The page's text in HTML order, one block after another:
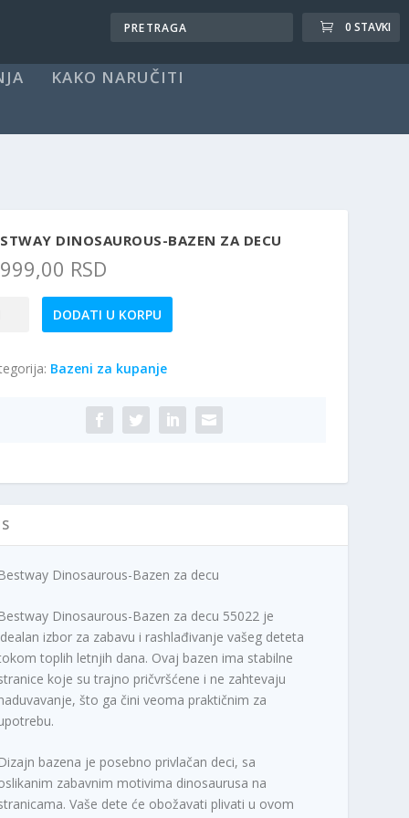
0 STAVKI
KAKO NARUČITI
DINOSAUROUS-BAZEN ZA DECU
RSD
DODATI U KORPU
Bazeni za kupanje
Bestway Dinosaurous-Bazen za decu
Bestway Dinosaurous-Bazen za decu 55022 je
izbor za zabavu i rashlađivanje vašeg deteta
toplih letnjih dana. Ovaj bazen ima stabilne
koje su trajno pričvršćene i ne zahtevaju
što ga čini veoma praktičnim za
Dizajn bazena je posebno privlačan deci, sa
zabavnim motivima dinosaurusa na
Vaše dete će obožavati plivati u ovom